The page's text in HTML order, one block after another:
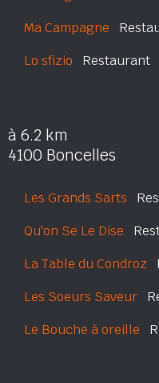
Ma Campagne
Lo sfizio Restaurant
à 6.2 km
4100 Boncelles
Les Grands Sarts
Qu'on Se Le Dise
La Table du Condroz
Les Soeurs Saveur
Le Bouche à oreille